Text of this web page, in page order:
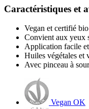
Caractéristiques et
Vegan et certifié bio
Convient aux yeux
Application facile
Huiles végétales et
Avec pinceau à
Vegan OK